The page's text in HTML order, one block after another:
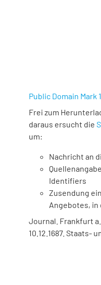
Public Domain Mark
Frei zum
daraus ersucht die
um:
Nachricht an
Identifiers
Zusendung
Angebotes, in
Journal. Frankfurt a.
10.12.1687. Staats-